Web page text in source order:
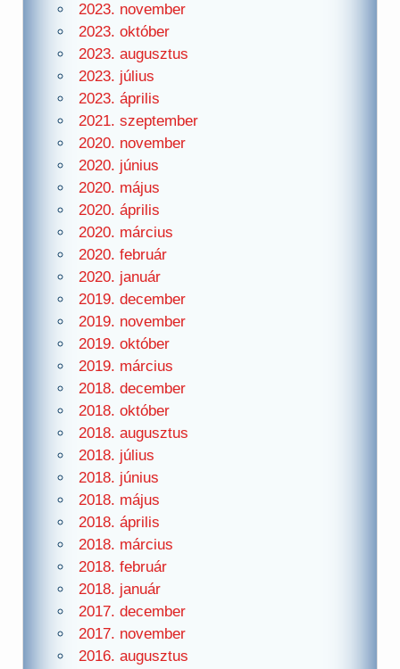
2023. november
2023. október
2023. augusztus
2023. július
2023. április
2021. szeptember
2020. november
2020. június
2020. május
2020. április
2020. március
2020. február
2020. január
2019. december
2019. november
2019. október
2019. március
2018. december
2018. október
2018. augusztus
2018. július
2018. június
2018. május
2018. április
2018. március
2018. február
2018. január
2017. december
2017. november
2016. augusztus